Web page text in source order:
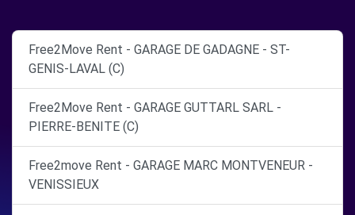
Free2Move Rent - GARAGE DE GADAGNE - ST-
GENIS-LAVAL (C)
Free2Move Rent - GARAGE GUTTARL SARL -
PIERRE-BENITE (C)
Free2move Rent - GARAGE MARC MONTVENEUR -
VENISSIEUX